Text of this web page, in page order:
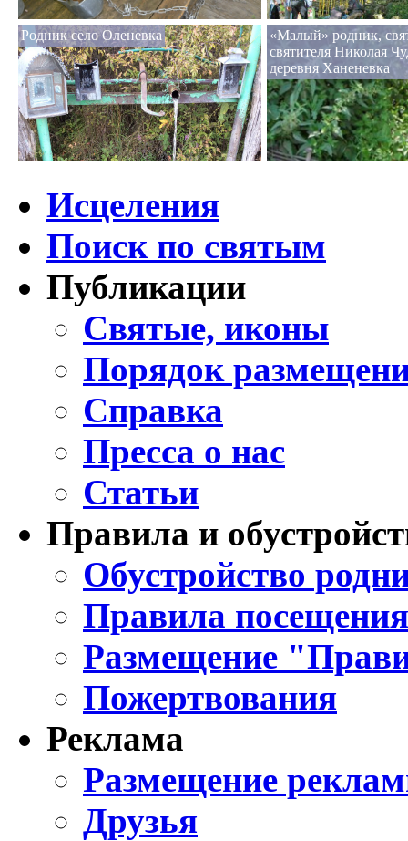
Родник село Оленевка
«Малый» родник,
святителя Николая
деревня Ханеневка
Исцеления
Поиск по святым
Публикации
Святые, иконы
Порядок
Справка
Пресса о нас
Статьи
Правила и
Обустройство
Правила
Размещение
Пожертвования
Реклама
Размещение
Друзья